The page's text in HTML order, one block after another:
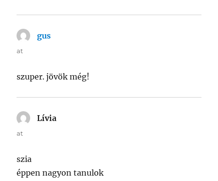
gus
at
szuper. jövök még!
Lívia
at
szia
éppen nagyon tanulok